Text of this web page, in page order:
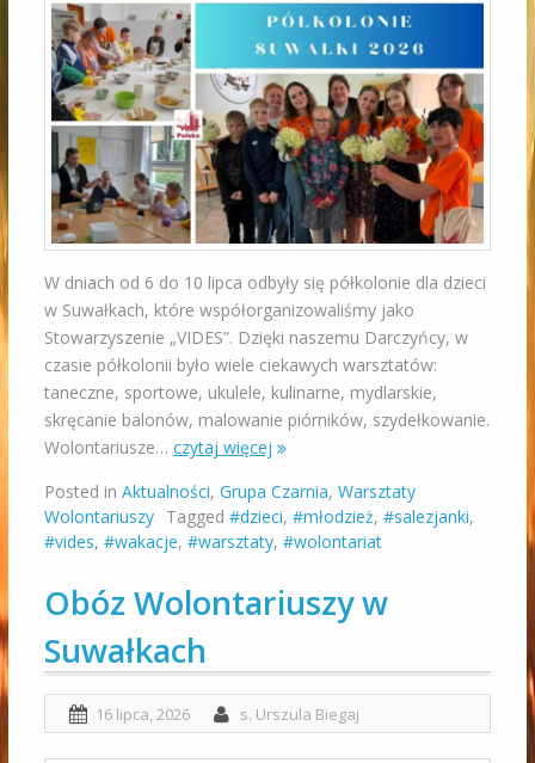
W dniach od 6 do 10 lipca odbyły się półkolonie dla dzieci
w Suwałkach, które współorganizowaliśmy jako
Stowarzyszenie „VIDES”. Dzięki naszemu Darczyńcy, w
czasie półkolonii było wiele ciekawych warsztatów:
taneczne, sportowe, ukulele, kulinarne, mydlarskie,
skręcanie balonów, malowanie piórników, szydełkowanie.
Wolontariusze… czytaj więcej
Posted in Aktualności, Grupa Czarnia, Warsztaty
Wolontariuszy Tagged #dzieci, #młodzież, #salezjanki,
#vides, #wakacje, #warsztaty, #wolontariat
Obóz Wolontariuszy w
Suwałkach
16 lipca, 2026 s. Urszula Biegaj